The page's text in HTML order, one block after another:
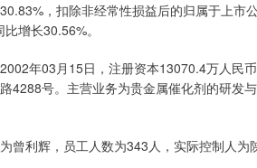
，扣除非经常性损益后的归属于上市
增长30.56%。
年03月15日，注册资本13070.4万人民
4288号。主营业务为贵金属催化剂的研发
曾利辉，员工人数为343人，实际控制人为